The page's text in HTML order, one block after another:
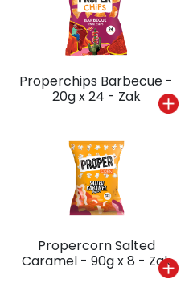
Properchips Barbecue -
20g x 24 - Zak
Propercorn Salted
Caramel - 90g x 8 - Zak